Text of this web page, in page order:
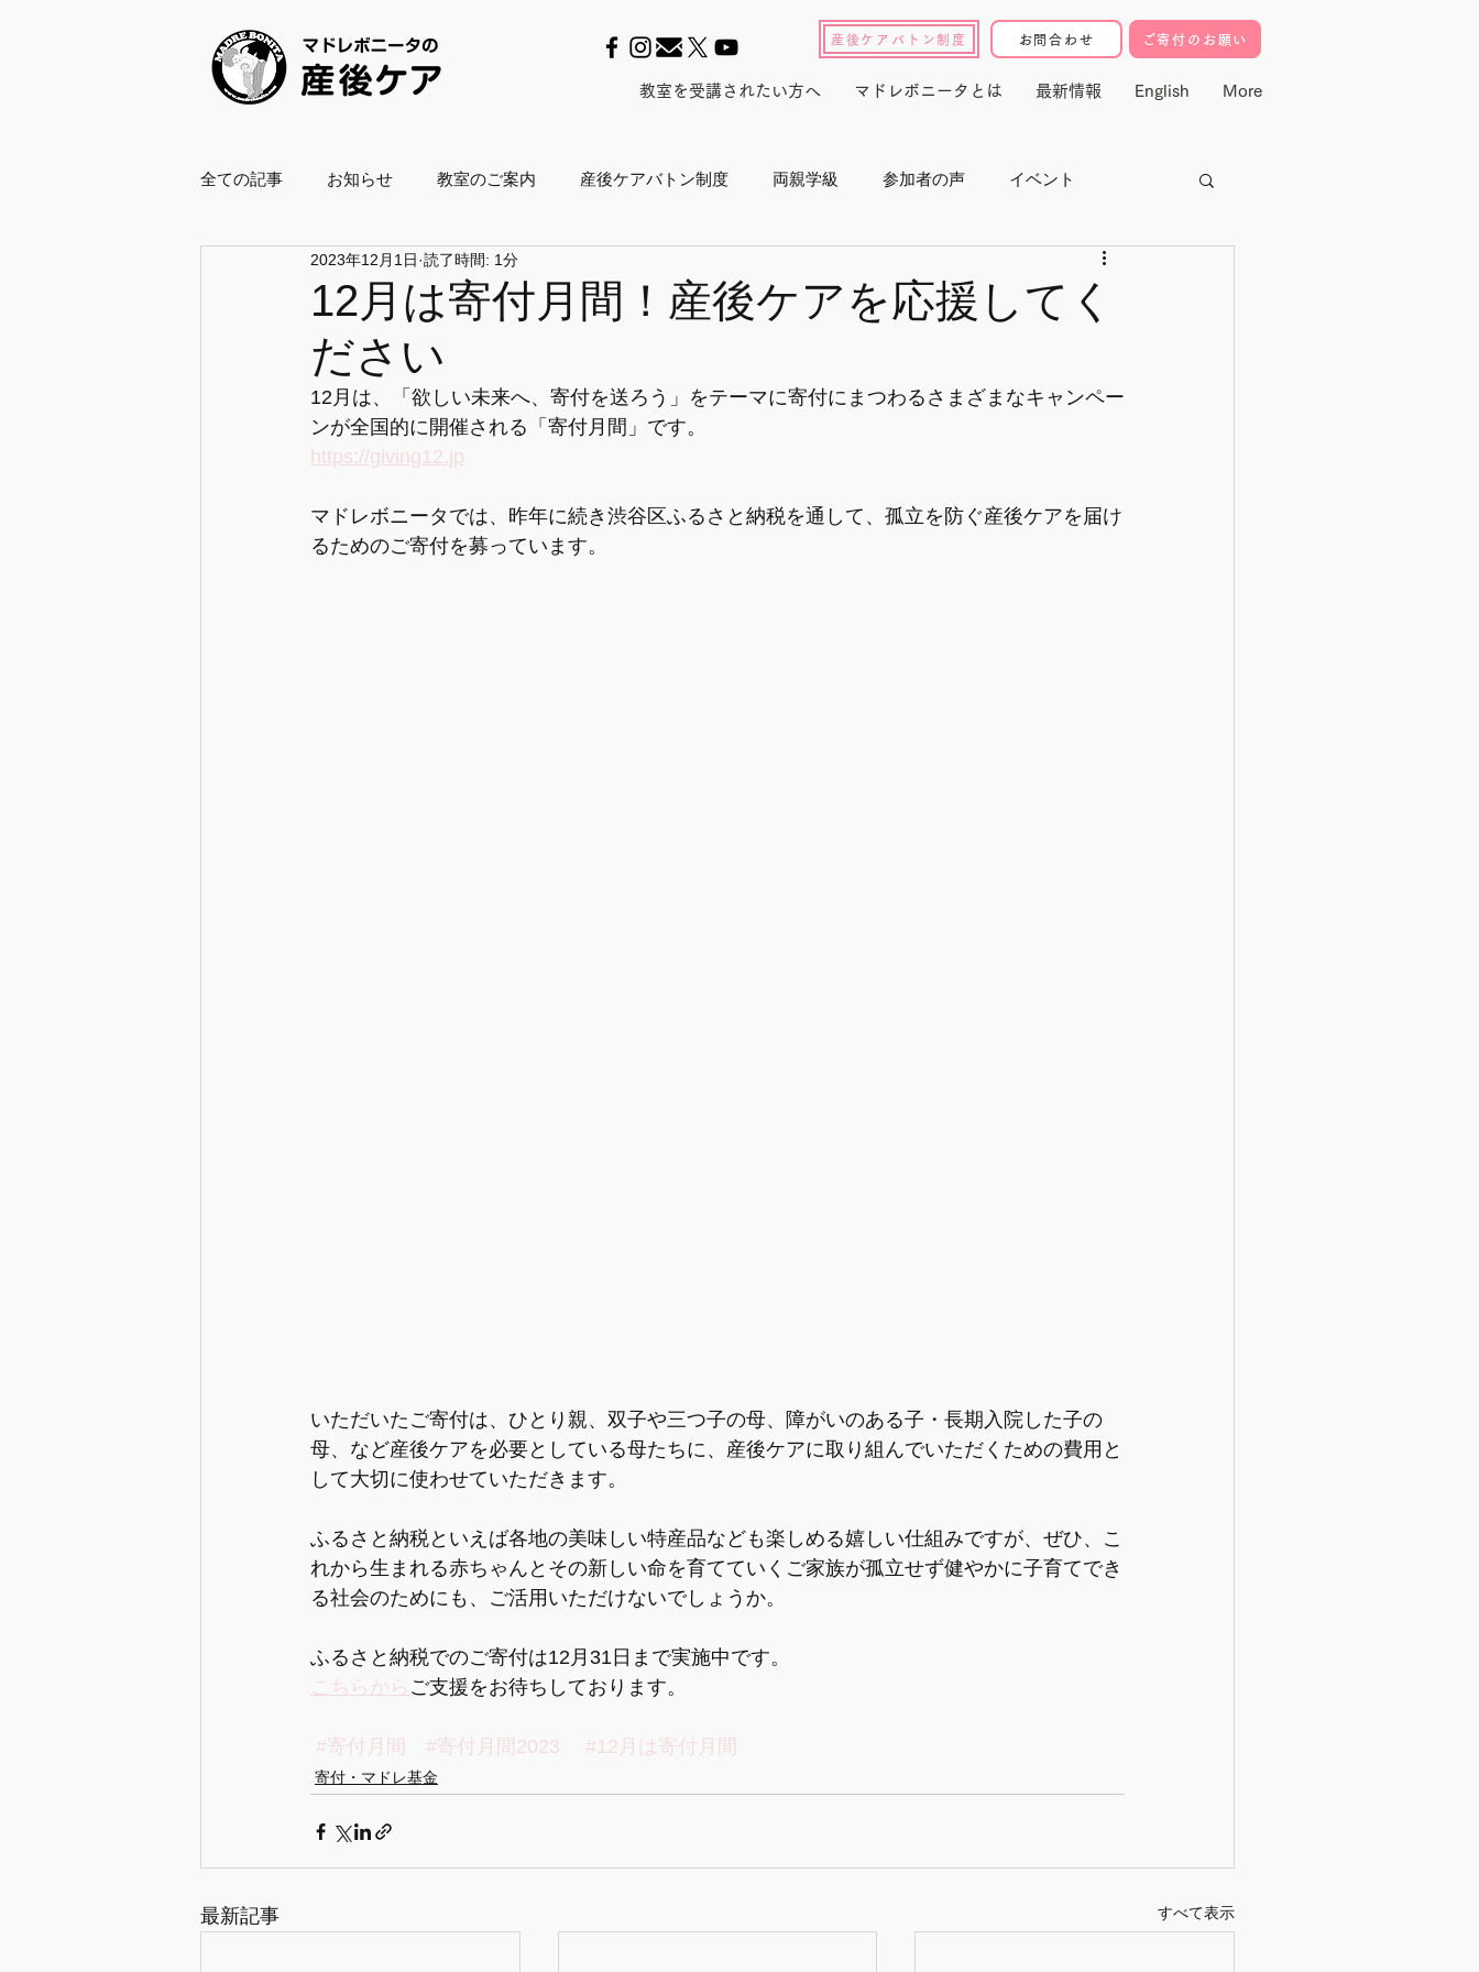
お問合わせ ご寄付のお願い
教室を受講されたい方へ マドレボニータとは 最新情報 English More
産後ケアバトン制度
全ての記事 お知らせ 教室のご案内 産後ケアバトン制度 両親学級 参加者の声 イベント
養成スクール2021 養成スクール2022
ボールエクササイズ指導士
企業・自治体協働 復職支援プログラム メディア
【情報】産後の生活の準備 啓発講座 【情報】赤ちゃんの状態 【情報】産前のセルフケア
12月は寄付月間！産後ケアを応援してく
ださい
2023年12月1日 読了時間: 1分
12月は、「欲しい未来へ、寄付を送ろう」をテーマに寄付にまつわるさまざまなキャンペー
ンが全国的に開催される「寄付月間」です。
https://giving12.jp
マドレボニータでは、昨年に続き渋谷区ふるさと納税を通して、孤立を防ぐ産後ケアを届け
るためのご寄付を募っています。
いただいたご寄付は、ひとり親、双子や三つ子の母、障がいのある子・長期入院した子の
母、など産後ケアを必要としている母たちに、産後ケアに取り組んでいただくための費用と
して大切に使わせていただきます。
ふるさと納税といえば各地の美味しい特産品なども楽しめる嬉しい仕組みですが、ぜひ、こ
れから生まれる赤ちゃんとその新しい命を育てていくご家族が孤立せず健やかに子育てでき
る社会のためにも、ご活用いただけないでしょうか。
ふるさと納税でのご寄付は12月31日まで実施中です。
こちらから ご支援をお待ちしております。
#寄付月間 #寄付月間2023 #12月は寄付月間
寄付・マドレ基金
最新記事 すべて表示